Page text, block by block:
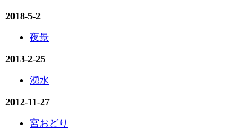
2018-5-2
夜景
2013-2-25
湧水
2012-11-27
宮おどり